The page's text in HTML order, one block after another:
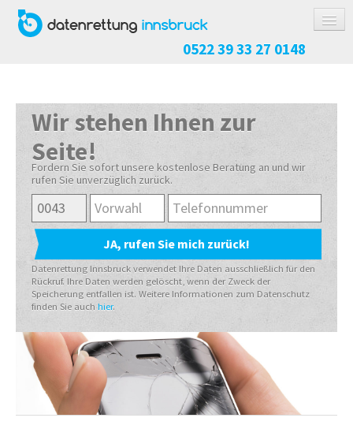
0522 39 33 27 0148
FESTPLATTE / SSD
RAID-SYSTEM
NAS-SYSTEM
USB-STICK / SPEICHERKARTE
HANDY / TABLET
KOSTEN
ABLAUF
RICHTIG VERPACKEN
INFO
IMPRESSUM
AGB
Wir stehen Ihnen zur
Seite!
Fordern Sie sofort unsere kostenlose Beratung an und wir
rufen Sie unverzüglich zurück.
Datenrettung Innsbruck verwendet Ihre Daten ausschließlich für den
Rückruf. Ihre Daten werden gelöscht, wenn der Zweck der
Speicherung entfallen ist. Weitere Informationen zum Datenschutz
finden Sie auchhier.